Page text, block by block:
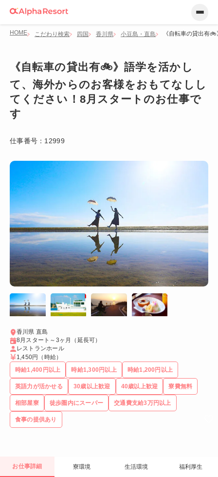
HOME こだわり検索 四国 香川県 小豆島・直島 《自転車の貸出有
《自転車の貸出有🚲》語学を活かし
て、海外からのお客様をおもてなしし
てください！8月スタートのお仕事で
す
仕事番号： 12999
香川県 直島
8月スタート～3ヶ月（延長可）
レストランホール
1,450円 （時給）
時給1,400円以上
時給1,300円以上 時給1,200円以上
英語力が活かせる 30歳以上歓迎 40歳以上歓迎 寮費無料
相部屋寮 徒歩圏内にスーパー 交通費支給3万円以上
食事の提供あり
お仕事詳細 寮環境 生活環境 福利厚生